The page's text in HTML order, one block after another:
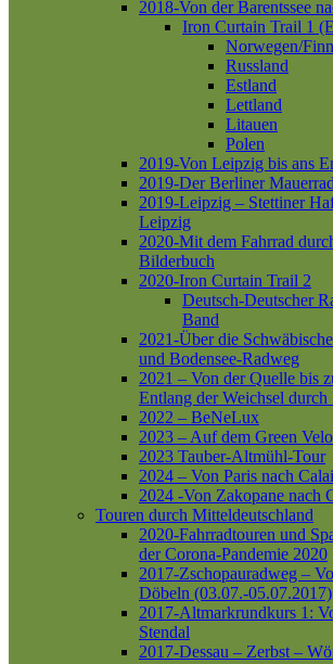
2018-Von der Barentssee
Iron Curtain Trail 1
Norwegen/
Russland
Estland
Lettland
Litauen
Polen
2019-Von Leipzig bis ans
2019-Der Berliner
2019-Leipzig – Stettiner
Leipzig
2020-Mit dem Fahrrad
Bilderbuch
2020-Iron Curtain Trail 2
Deutsch-Deutscher
Band
2021-Über die
und Bodensee-Radweg
2021 – Von der Quelle bis
Entlang der Weichsel durch
2022 – BeNeLux
2023 – Auf dem Green
2023 Tauber-Altmühl-Tour
2024 – Von Paris nach
2024 -Von Zakopane nach
Touren durch Mitteldeutschland
2020-Fahrradtouren und
der Corona-Pandemie 2020
2017-Zschopauradweg –
Döbeln (03.07.-05.07.2017)
2017-Altmarkrundkurs 1:
Stendal
2017-Dessau – Zerbst –